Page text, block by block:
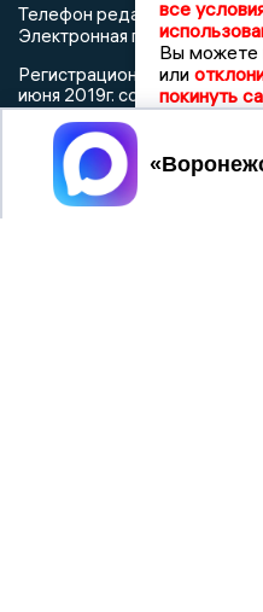
Телефон редакции: +7 (473)
Электронная почта
Регистрационный номер:
июня 2019г. согласно
зарегистрированных
выдана Федеральной
информационных
все
Вы можете
или
покинуть